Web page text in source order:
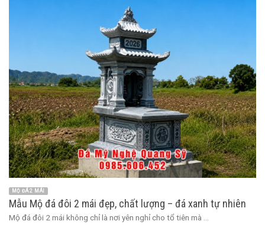
MỘ ĐÁ 2 MÁI
Mẫu Mộ đá đôi 2 mái đẹp, chất lượng – đá xanh tự nhiên
Mộ đá đôi 2 mái không chỉ là nơi yên nghỉ cho tổ tiên mà ...